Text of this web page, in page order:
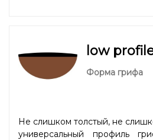
low
Форма грифа
Не слишком толстый, не
универсальный профиль